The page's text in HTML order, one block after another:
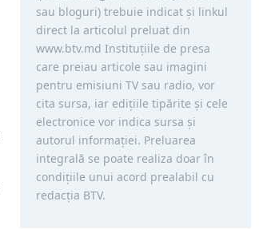
sau bloguri) trebuie indicat şi linkul
direct la articolul preluat din
www.btv.md Instituţiile de presa
care preiau articole sau imagini
pentru emisiuni TV sau radio, vor
cita sursa, iar ediţiile tipărite și cele
electronice vor indica sursa şi
autorul informaţiei. Preluarea
integrală se poate realiza doar în
condiţiile unui acord prealabil cu
redacţia BTV.